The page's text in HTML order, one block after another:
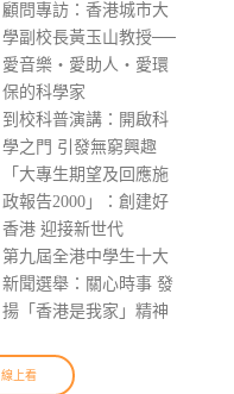
顧問專訪：香港城市大
學副校長黃玉山教授──
愛音樂‧愛助人‧愛環
保的科學家
到校科普演講：開啟科
學之門 引發無窮興趣
「大專生期望及回應施
政報告2000」：創建好
香港 迎接新世代
第九屆全港中學生十大
新聞選舉：關心時事 發
揚「香港是我家」精神
線上看